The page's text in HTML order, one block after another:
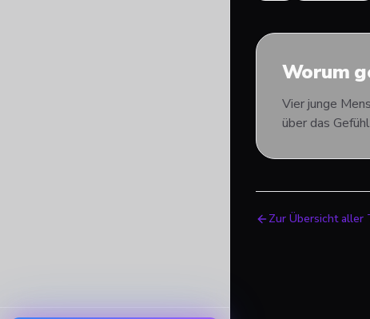
Worum
Vier junge
über das
Zur Übersicht aller